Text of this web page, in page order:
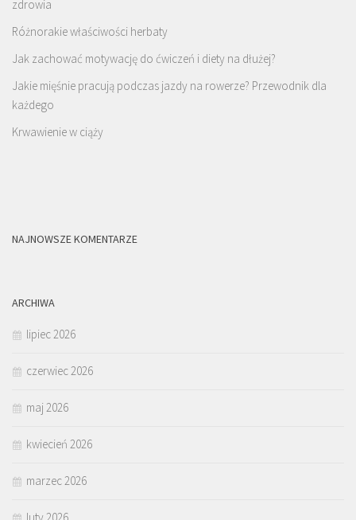
zdrowia
Różnorakie właściwości herbaty
Jak zachować motywację do ćwiczeń i diety na dłużej?
Jakie mięśnie pracują podczas jazdy na rowerze? Przewodnik dla
każdego
Krwawienie w ciąży
NAJNOWSZE KOMENTARZE
ARCHIWA
lipiec 2026
czerwiec 2026
maj 2026
kwiecień 2026
marzec 2026
luty 2026